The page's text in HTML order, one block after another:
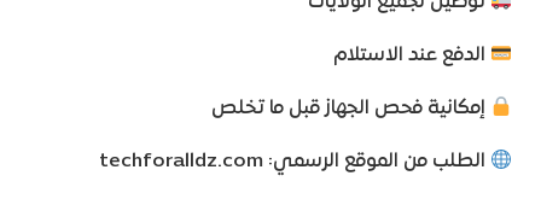
الدفع عند الاستلام
إمكانية فحص الجهاز قبل ما تخلص
الطلب من الموقع الرسمي: techforalldz.com⁩⁩